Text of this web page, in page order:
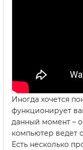
Иногда хочется
функционирует
данный момент –
компьютер ведет
Есть несколько